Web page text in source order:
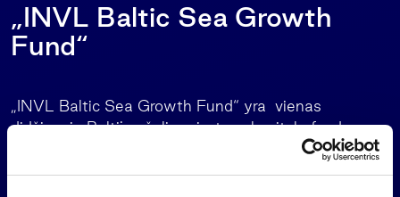
„INVL Baltic Sea Growth
Fund“
„INVL Baltic Sea Growth Fund“ yra vienas
didžiausių Baltijos šalių privataus kapitalo fondų,
kurio pagrindinis investuotojas – Europos investicijų